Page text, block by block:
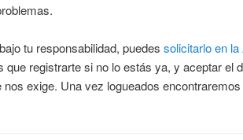
tu responsabilidad, puedessolicitarlo en
que registrarte si no lo estás ya, y aceptar el
nos exige. Una vez logueados